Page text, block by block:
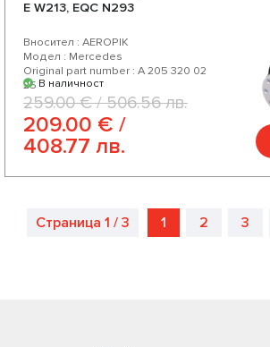
E W213, EQC N293
Вносител : AEROPIK
Модел : Mercedes
Original part number : A 205 320 02
25В наличност
259.00 € / 506.56 лв.
209.00 € /
408.77 лв.
Страница 1 / 3 1 2 3